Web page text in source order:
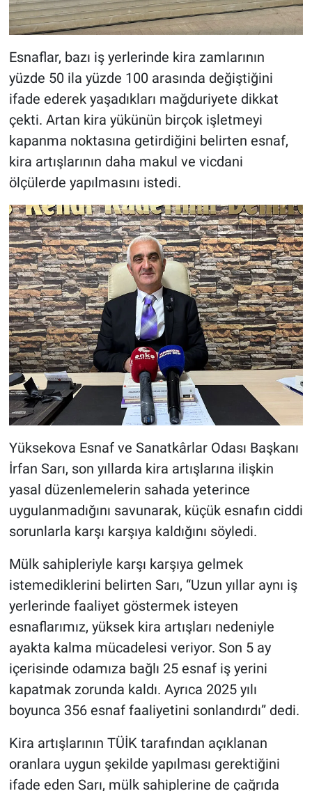
Esnaflar, bazı iş yerlerinde kira zamlarının
yüzde 50 ila yüzde 100 arasında değiştiğini
ifade ederek yaşadıkları mağduriyete dikkat
çekti. Artan kira yükünün birçok işletmeyi
kapanma noktasına getirdiğini belirten esnaf,
kira artışlarının daha makul ve vicdani
ölçülerde yapılmasını istedi.
Yüksekova Esnaf ve Sanatkârlar Odası Başkanı
İrfan Sarı, son yıllarda kira artışlarına ilişkin
yasal düzenlemelerin sahada yeterince
uygulanmadığını savunarak, küçük esnafın ciddi
sorunlarla karşı karşıya kaldığını söyledi.
Mülk sahipleriyle karşı karşıya gelmek
istemediklerini belirten Sarı, “Uzun yıllar aynı iş
yerlerinde faaliyet göstermek isteyen
esnaflarımız, yüksek kira artışları nedeniyle
ayakta kalma mücadelesi veriyor. Son 5 ay
içerisinde odamıza bağlı 25 esnaf iş yerini
kapatmak zorunda kaldı. Ayrıca 2025 yılı
boyunca 356 esnaf faaliyetini sonlandırdı” dedi.
Kira artışlarının TÜİK tarafından açıklanan
oranlara uygun şekilde yapılması gerektiğini
ifade eden Sarı, mülk sahiplerine de çağrıda